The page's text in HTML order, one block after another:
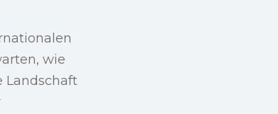
wie
Landschaft